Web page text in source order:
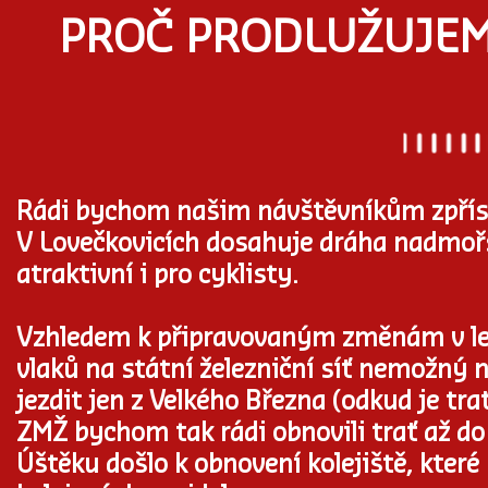
Rádi bychom našim návštěvníkům
V Lovečkovicích dosahuje dráha
atraktivní i pro cyklisty.
Vzhledem k připravovaným změnám v
vlaků na státní železniční síť nemožný
jezdit jen z Velkého Března (odkud je
ZMŽ bychom tak rádi obnovili trať až
Úštěku došlo k obnovení kolejiště,
PROČ